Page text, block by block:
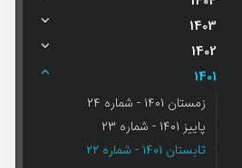
1403
1402
1401
زمستان 1401 - شماره 24
پاییز 1401 - شماره 23
تابستان 1401 - شماره 22